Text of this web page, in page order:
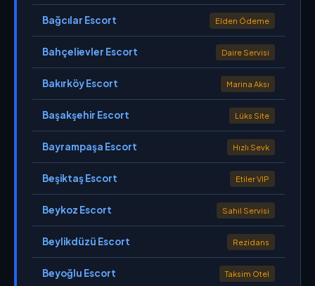
Bağcılar Escort Elden Ödeme
Bahçelievler Escort Daire Servisi
Bakırköy Escort Marina Aksı
Başakşehir Escort Lüks Site
Bayrampaşa Escort Hızlı Sevk
Beşiktaş Escort Etiler VIP
Beykoz Escort Sahil Servisi
Beylikdüzü Escort Rezidans
Beyoğlu Escort Taksim Otel